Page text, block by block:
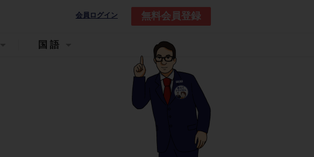
会員ログイン 無料会員登録
国語